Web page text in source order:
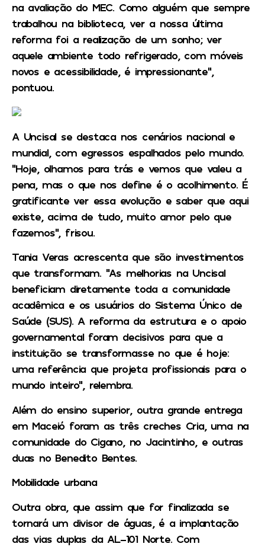
na avaliação do MEC. Como alguém que sempre
trabalhou na biblioteca, ver a nossa última
reforma foi a realização de um sonho; ver
aquele ambiente todo refrigerado, com móveis
novos e acessibilidade, é impressionante”,
pontuou.
A Uncisal se destaca nos cenários nacional e
mundial, com egressos espalhados pelo mundo.
“Hoje, olhamos para trás e vemos que valeu a
pena, mas o que nos define é o acolhimento. É
gratificante ver essa evolução e saber que aqui
existe, acima de tudo, muito amor pelo que
fazemos”, frisou.
Tania Veras acrescenta que são investimentos
que transformam. “As melhorias na Uncisal
beneficiam diretamente toda a comunidade
acadêmica e os usuários do Sistema Único de
Saúde (SUS). A reforma da estrutura e o apoio
governamental foram decisivos para que a
instituição se transformasse no que é hoje:
uma referência que projeta profissionais para o
mundo inteiro”, relembra.
Além do ensino superior, outra grande entrega
em Maceió foram as três creches Cria, uma na
comunidade do Cigano, no Jacintinho, e outras
duas no Benedito Bentes.
Mobilidade urbana
Outra obra, que assim que for finalizada se
tornará um divisor de águas, é a implantação
das vias duplas da AL-101 Norte. Com